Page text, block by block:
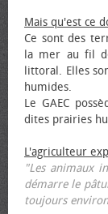
Mais qu'est ce
Ce sont des
la mer au fil
littoral. Elles
humides.
Le GAEC
dites prairies
L'agriculteur
"Les animaux
démarre le
toujours